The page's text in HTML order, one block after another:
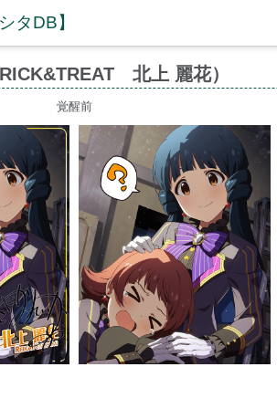
タDB】
北上 麗花）
覚醒前